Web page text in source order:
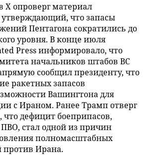
X опроверг материал
утверждающий, что запасы
Пентагона сократились до
уровня. В конце июля
Press информировало, что
начальников штабов ВС
сообщил президенту, что
ракетных запасов
Вашингтона для
с Ираном. Ранее Трамп отверг
дефицит боеприпасов,
стал одной из причин
полномасштабных
против Ирана.